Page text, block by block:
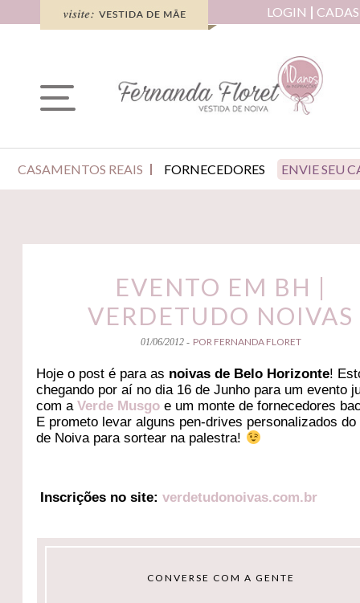
LOGIN
CASAMENTOS REAIS FORNECEDORES ENVIE SEU
EVENTO EM BH |
VERDETUDO NOIVAS
01/06/2012 - POR FERNANDA FLORET
Hoje o post é para as noivas de Belo Horizonte!
chegando por aí no dia 16 de Junho para um evento
com aVerde Musgo e um monte de fornecedores
E prometo levar alguns pen-drives personalizados do
de Noiva para sortear na palestra!
Inscrições no site:verdetudonoivas.com.br
CONVERSE COM A GENTE